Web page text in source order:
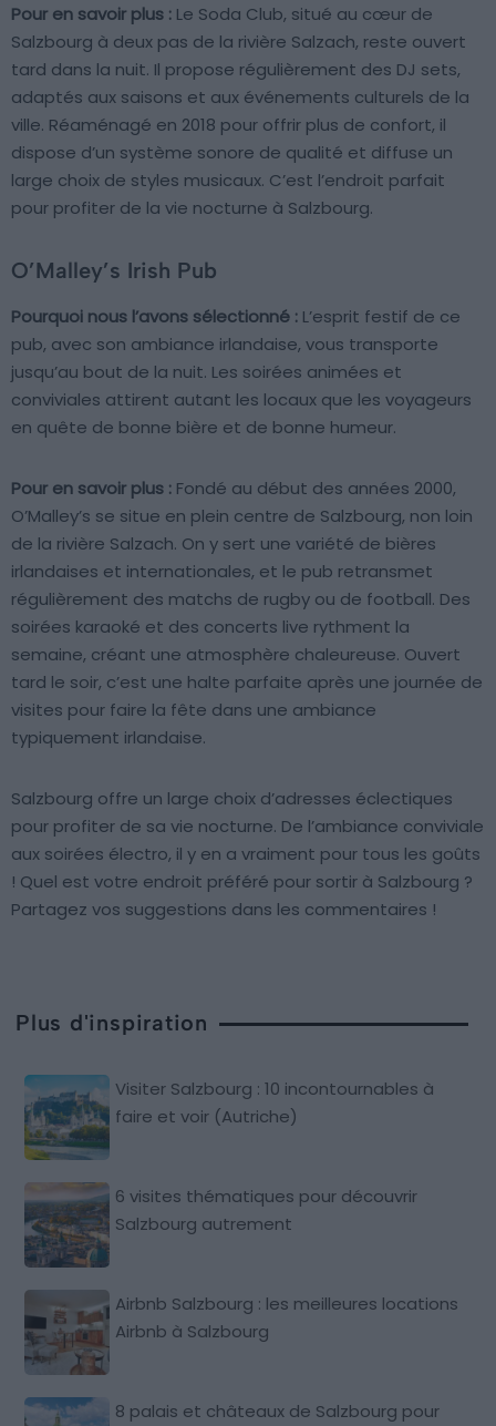
Pour en savoir plus : Le Soda Club, situé au cœur de
Salzbourg à deux pas de la rivière Salzach, reste ouvert
tard dans la nuit. Il propose régulièrement des DJ sets,
adaptés aux saisons et aux événements culturels de la
ville. Réaménagé en 2018 pour offrir plus de confort, il
dispose d’un système sonore de qualité et diffuse un
large choix de styles musicaux. C’est l’endroit parfait
pour profiter de la vie nocturne à Salzbourg.
O’Malley’s Irish Pub
Pourquoi nous l’avons sélectionné : L’esprit festif de ce
pub, avec son ambiance irlandaise, vous transporte
jusqu’au bout de la nuit. Les soirées animées et
conviviales attirent autant les locaux que les voyageurs
en quête de bonne bière et de bonne humeur.
Pour en savoir plus : Fondé au début des années 2000,
O’Malley’s se situe en plein centre de Salzbourg, non loin
de la rivière Salzach. On y sert une variété de bières
irlandaises et internationales, et le pub retransmet
régulièrement des matchs de rugby ou de football. Des
soirées karaoké et des concerts live rythment la
semaine, créant une atmosphère chaleureuse. Ouvert
tard le soir, c’est une halte parfaite après une journée de
visites pour faire la fête dans une ambiance
typiquement irlandaise.
Salzbourg offre un large choix d’adresses éclectiques
pour profiter de sa vie nocturne. De l’ambiance conviviale
aux soirées électro, il y en a vraiment pour tous les goûts
! Quel est votre endroit préféré pour sortir à Salzbourg ?
Partagez vos suggestions dans les commentaires !
Plus d'inspiration
Visiter Salzbourg : 10 incontournables à
faire et voir (Autriche)
6 visites thématiques pour découvrir
Salzbourg autrement
Airbnb Salzbourg : les meilleures locations
Airbnb à Salzbourg
8 palais et châteaux de Salzbourg pour